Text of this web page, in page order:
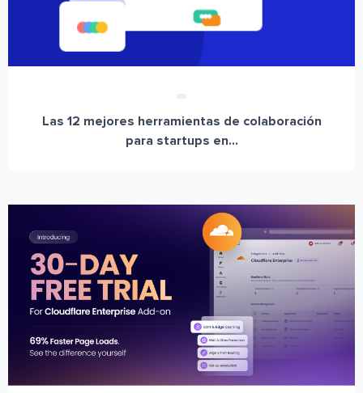
Las 12 mejores herramientas de colaboración
para startups en...